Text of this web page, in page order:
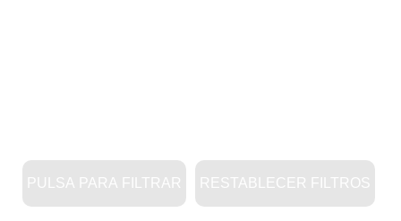
PULSA PARA FILTRAR RESTABLECER FILTROS